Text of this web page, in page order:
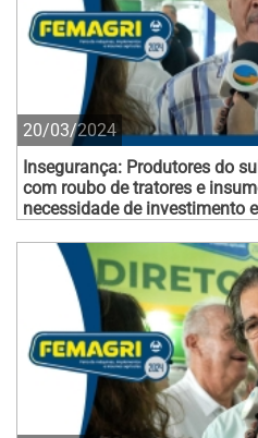
20/03/2024
Insegurança: Produtores do
com roubo de tratores e
necessidade de investimento